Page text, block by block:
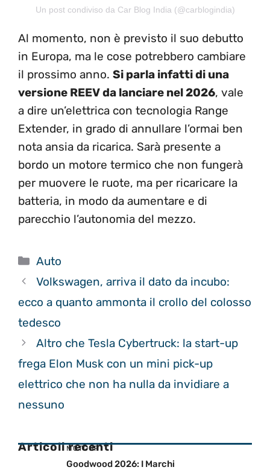
Un post condiviso da Car Blog India (@carblogindia)
Al momento, non è previsto il suo debutto
in Europa, ma le cose potrebbero cambiare
il prossimo anno. Si parla infatti di una
versione REEV da lanciare nel 2026, vale
a dire un’elettrica con tecnologia Range
Extender, in grado di annullare l’ormai ben
nota ansia da ricarica. Sarà presente a
bordo un motore termico che non fungerà
per muovere le ruote, ma per ricaricare la
batteria, in modo da aumentare e di
parecchio l’autonomia del mezzo.
Categorie
Auto
Volkswagen, arriva il dato da incubo:
ecco a quanto ammonta il crollo del colosso
tedesco
Altro che Tesla Cybertruck: la start-up
frega Elon Musk con un mini pick-up
elettrico che non ha nulla da invidiare a
nessuno
Articoli recenti
MOTOGP
Goodwood 2026: I Marchi